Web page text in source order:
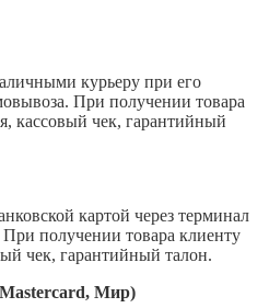
курьеру при его
При получении товара
кассовый чек, гарантийный
картой через терминал
получении товара клиенту
чек, гарантийный талон.
Мир)